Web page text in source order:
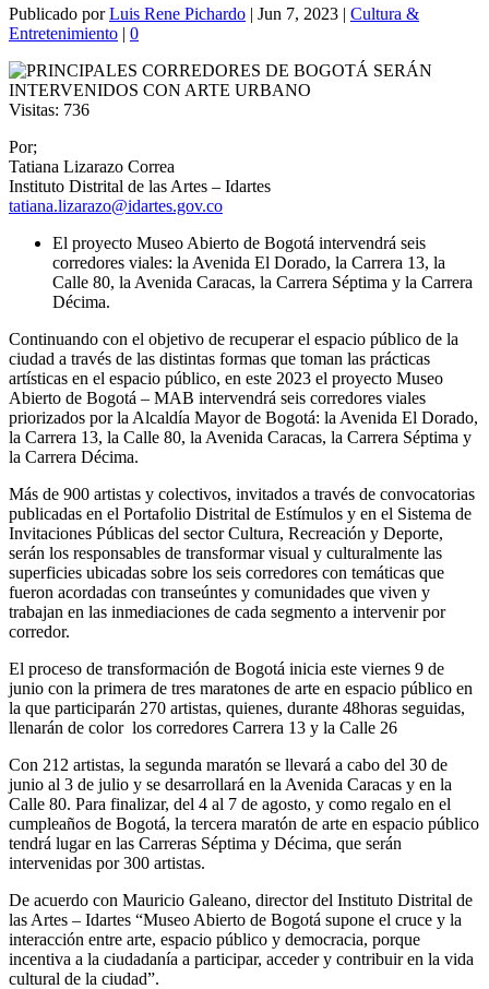
Publicado porLuis Rene Pichardo | Jun 7, 2023 | Cultura &
Entretenimiento | 0
Visitas: 736
Por;
Tatiana Lizarazo Correa
Instituto Distrital de las Artes – Idartes
tatiana.lizarazo@idartes.gov.co
El proyecto Museo Abierto de Bogotá intervendrá seis
corredores viales: la Avenida El Dorado, la Carrera 13, la
Calle 80, la Avenida Caracas, la Carrera Séptima y la Carrera
Décima.
Continuando con el objetivo de recuperar el espacio público de la
ciudad a través de las distintas formas que toman las prácticas
artísticas en el espacio público, en este 2023 el proyecto Museo
Abierto de Bogotá – MAB intervendrá seis corredores viales
priorizados por la Alcaldía Mayor de Bogotá: la Avenida El Dorado,
la Carrera 13, la Calle 80, la Avenida Caracas, la Carrera Séptima y
la Carrera Décima.
Más de 900 artistas y colectivos, invitados a través de convocatorias
publicadas en el Portafolio Distrital de Estímulos y en el Sistema de
Invitaciones Públicas del sector Cultura, Recreación y Deporte,
serán los responsables de transformar visual y culturalmente las
superficies ubicadas sobre los seis corredores con temáticas que
fueron acordadas con transeúntes y comunidades que viven y
trabajan en las inmediaciones de cada segmento a intervenir por
corredor.
El proceso de transformación de Bogotá inicia este viernes 9 de
junio con la primera de tres maratones de arte en espacio público en
la que participarán 270 artistas, quienes, durante 48horas seguidas,
llenarán de color los corredores Carrera 13 y la Calle 26
Con 212 artistas, la segunda maratón se llevará a cabo del 30 de
junio al 3 de julio y se desarrollará en la Avenida Caracas y en la
Calle 80. Para finalizar, del 4 al 7 de agosto, y como regalo en el
cumpleaños de Bogotá, la tercera maratón de arte en espacio público
tendrá lugar en las Carreras Séptima y Décima, que serán
intervenidas por 300 artistas.
De acuerdo con Mauricio Galeano, director del Instituto Distrital de
las Artes – Idartes “Museo Abierto de Bogotá supone el cruce y la
interacción entre arte, espacio público y democracia, porque
incentiva a la ciudadanía a participar, acceder y contribuir en la vida
cultural de la ciudad”.